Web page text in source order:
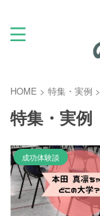
HOME > 特集・実例 >
特集・実例
成功体験談